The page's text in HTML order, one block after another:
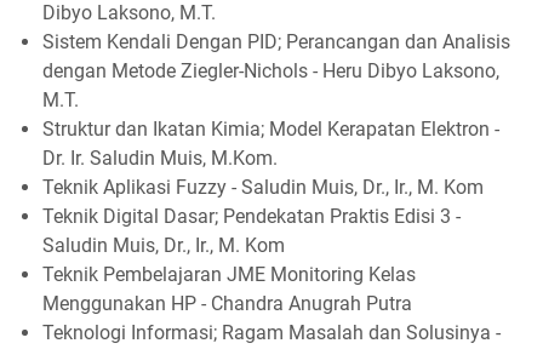
Dibyo Laksono, M.T.
Sistem Kendali Dengan PID; Perancangan dan Analisis
dengan Metode Ziegler-Nichols - Heru Dibyo Laksono,
M.T.
Struktur dan Ikatan Kimia; Model Kerapatan Elektron -
Dr. Ir. Saludin Muis, M.Kom.
Teknik Aplikasi Fuzzy - Saludin Muis, Dr., Ir., M. Kom
Teknik Digital Dasar; Pendekatan Praktis Edisi 3 -
Saludin Muis, Dr., Ir., M. Kom
Teknik Pembelajaran JME Monitoring Kelas
Menggunakan HP - Chandra Anugrah Putra
Teknologi Informasi; Ragam Masalah dan Solusinya -